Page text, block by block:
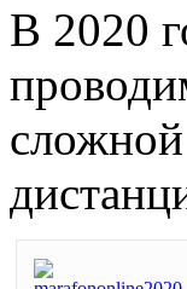
В 2020